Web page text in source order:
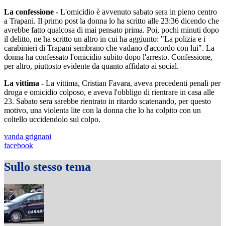
La confessione - L'omicidio è avvenuto sabato sera in pieno centro
a Trapani. Il primo post la donna lo ha scritto alle 23:36 dicendo che
avrebbe fatto qualcosa di mai pensato prima. Poi, pochi minuti dopo
il delitto, ne ha scritto un altro in cui ha aggiunto: "La polizia e i
carabinieri di Trapani sembrano che vadano d'accordo con lui". La
donna ha confessato l'omicidio subito dopo l'arresto. Confessione,
per altro, piuttosto evidente da quanto affidato ai social.
La vittima - La vittima, Cristian Favara, aveva precedenti penali per
droga e omicidio colposo, e aveva l'obbligo di rientrare in casa alle
23. Sabato sera sarebbe rientrato in ritardo scatenando, per questo
motivo, una violenta lite con la donna che lo ha colpito con un
coltello uccidendolo sul colpo.
vanda grignani
facebook
Sullo stesso tema